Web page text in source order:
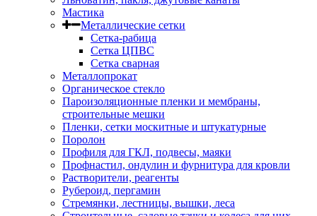
Мастика
Металлические сетки
Сетка-рабица
Сетка ЦПВС
Сетка сварная
Металлопрокат
Органическое стекло
Пароизоляционные пленки и мембраны,
строительные мешки
Пленки, сетки москитные и штукатурные
Поролон
Профиля для ГКЛ, подвесы, маяки
Профнастил, ондулин и фурнитура для кровли
Растворители, реагенты
Рубероид, пергамин
Стремянки, лестницы, вышки, леса